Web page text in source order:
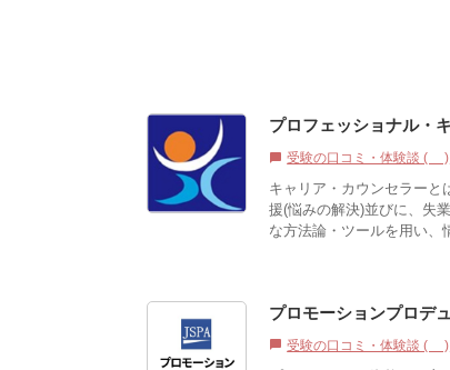
プロフェッショナル・
chat_bubble 受験の口コミ・体験談 (0)
キャリア・カウンセラーと
援(悩みの解決)並びに、失
な方法論・ツールを用い、
プロモーションプロデ
chat_bubble 受験の口コミ・体験談 (0)